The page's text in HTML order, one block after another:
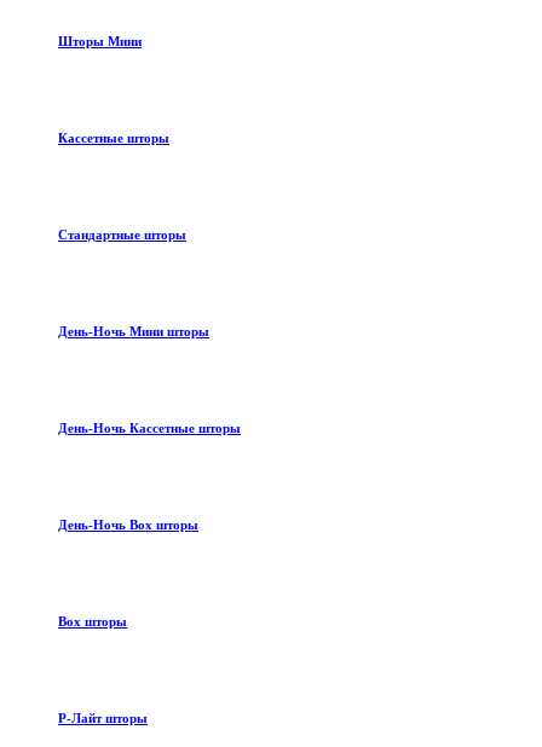
Шторы Мини
Кассетные шторы
Стандартные шторы
День-Ночь Мини шторы
День-Ночь Кассетные шторы
День-Ночь Box шторы
Box шторы
Р-Лайт шторы